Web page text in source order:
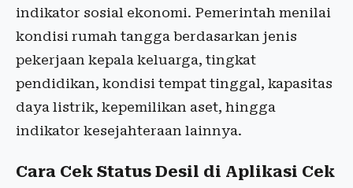
indikator sosial ekonomi. Pemerintah menilai
kondisi rumah tangga berdasarkan jenis
pekerjaan kepala keluarga, tingkat
pendidikan, kondisi tempat tinggal, kapasitas
daya listrik, kepemilikan aset, hingga
indikator kesejahteraan lainnya.
Cara Cek Status Desil di Aplikasi Cek